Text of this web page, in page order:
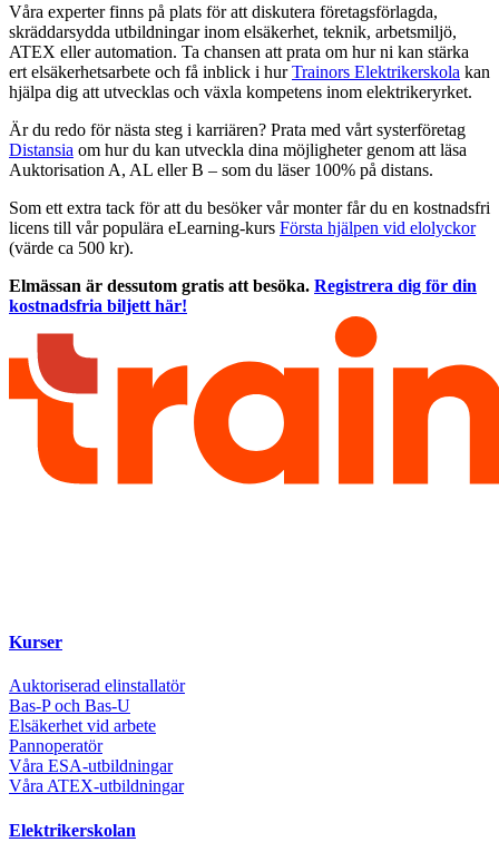
Våra experter finns på plats för att diskutera företagsförlagda,
skräddarsydda utbildningar inom elsäkerhet, teknik, arbetsmiljö,
ATEX eller automation. Ta chansen att prata om hur ni kan stärka
ert elsäkerhetsarbete och få inblick i hurTrainors Elektrikerskola kan
hjälpa dig att utvecklas och växla kompetens inom elektrikeryrket.
Är du redo för nästa steg i karriären? Prata med vårt systerföretag
Distansia om hur du kan utveckla dina möjligheter genom att läsa
Auktorisation A, AL eller B – som du läser 100% på distans.
Som ett extra tack för att du besöker vår monter får du en kostnadsfri
licens till vår populära eLearning-kurs Första hjälpen vid elolyckor
(värde ca 500 kr).
Elmässan är dessutom gratis att besöka. Registrera dig för din
kostnadsfria biljett här!
Kurser
Auktoriserad elinstallatör
Bas-P och Bas-U
Elsäkerhet vid arbete
Pannoperatör
Våra ESA-utbildningar
Våra ATEX-utbildningar
Elektrikerskolan